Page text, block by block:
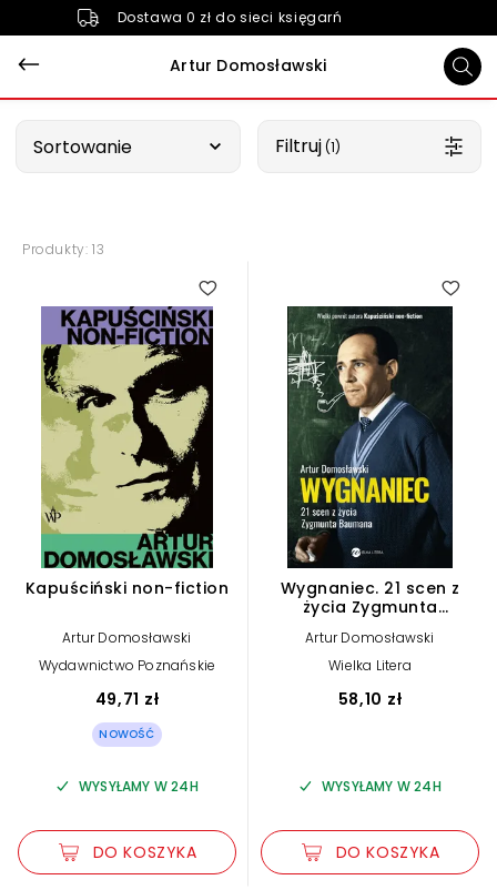
Dostawa 0 zł do sieci księgarń
Artur Domosławski
Sortowanie Filtruj (1)
Produkty: 13
Kapuściński non-fiction
Artur Domosławski
Wydawnictwo Poznańskie
49,71 zł
NOWOŚĆ
WYSYŁAMY W 24H
DO KOSZYKA
Wygnaniec. 21 scen z
życia Zygmunta
Artur Domosławski
Wielka Litera
58,10 zł
WYSYŁAMY W 24H
DO KOSZYKA